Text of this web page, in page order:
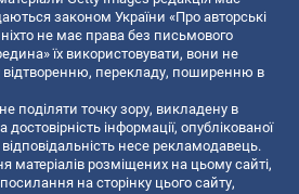
законом України «Про авторські
не має права без письмового
їх використовувати, вони не
перекладу, поширенню в
поділяти точку зору, викладену в
інформації, опублікованої
несе рекламодавець.
матеріалів розміщених на цьому сайті,
на сторінку цього сайту,